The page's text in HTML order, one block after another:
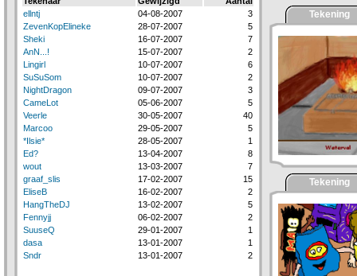
ellntj
04-08-2007
3
ZevenKopElineke
28-07-2007
5
Sheki
16-07-2007
7
AnN...!
15-07-2007
2
Lingirl
10-07-2007
6
SuSuSom
10-07-2007
2
NightDragon
09-07-2007
3
CameLot
05-06-2007
5
Veerle
30-05-2007
40
Marcoo
29-05-2007
5
*Ilsie*
28-05-2007
1
Ed?
13-04-2007
8
wout
13-03-2007
7
graaf_slis
17-02-2007
15
EliseB
16-02-2007
2
HangTheDJ
13-02-2007
5
Fennyjj
06-02-2007
2
SuuseQ
29-01-2007
1
dasa
13-01-2007
1
Sndr
13-01-2007 2
Tekening
Tekening